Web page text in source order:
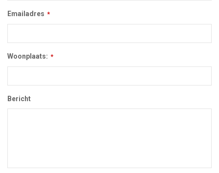
Emailadres *
Woonplaats: *
Bericht